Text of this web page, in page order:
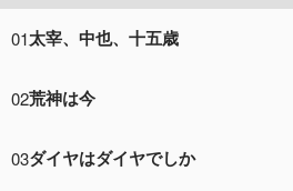
01太宰、中也、十五歳
噂を耳にしたポートマフィアの
宰に、敵対する組織の一つであ
02荒神は今
也。2人は「アラハバキ」による
03ダイヤはダイヤでしか